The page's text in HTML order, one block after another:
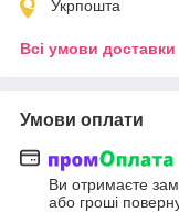
Укрпошта
Всі умови доставки
Умови оплати
Ви отримаєте
або гроші